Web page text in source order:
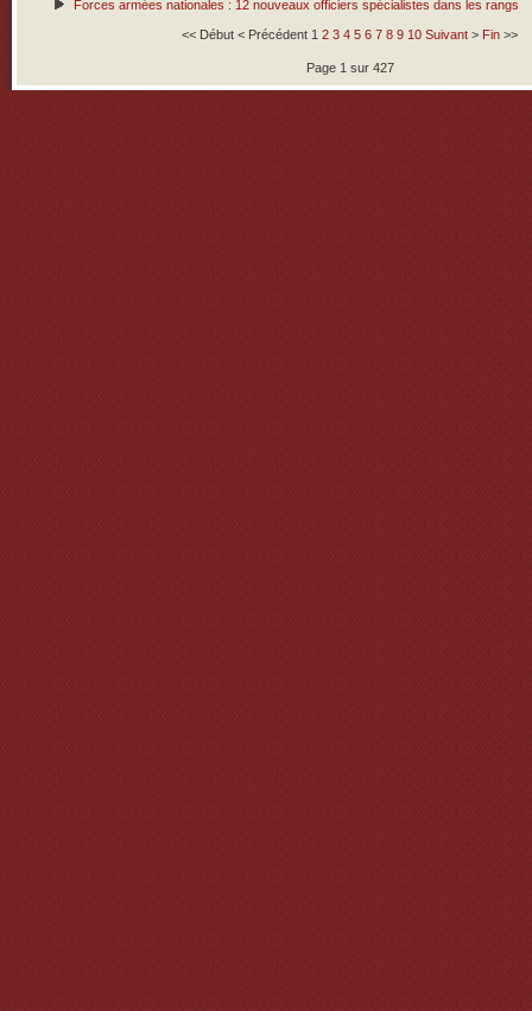
Forces armées nationales : 12 nouveaux officiers spécialistes dans les rangs
<< Début < Précédent 1 2 3 4 5 6 7 8 9 10 Suivant > Fin >>
Page 1 sur 427